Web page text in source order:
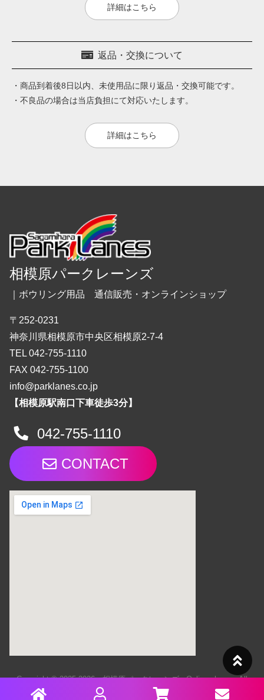
詳細はこちら
返品・交換について
・商品到着後8日以内、未使用品に限り返品・交換可能です。
・不良品の場合は当店負担にて対応いたします。
詳細はこちら
相模原パークレーンズ
｜ボウリング用品 通信販売・オンラインショップ
〒252-0231
神奈川県相模原市中央区相模原2-7-4
TEL 042-755-1110
FAX 042-755-1100
info@parklanes.co.jp
【相模原駅南口下車徒歩3分】
042-755-1110
CONTACT
Copyright © 2025-2026 相模原パークレーンズ - Online shop - All
Rights Reserved.